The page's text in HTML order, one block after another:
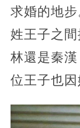
求婚的地
姓王子之
林還是秦
位王子也因